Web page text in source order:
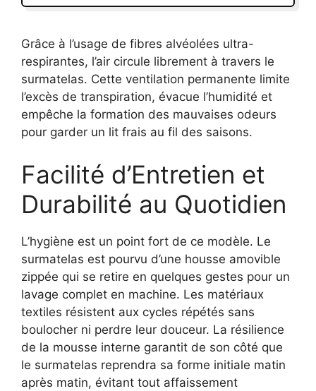
Grâce à l’usage de fibres alvéolées ultra-
respirantes, l’air circule librement à travers le
surmatelas. Cette ventilation permanente limite
l’excès de transpiration, évacue l’humidité et
empêche la formation des mauvaises odeurs
pour garder un lit frais au fil des saisons.
Facilité d’Entretien et
Durabilité au Quotidien
L’hygiène est un point fort de ce modèle. Le
surmatelas est pourvu d’une housse amovible
zippée qui se retire en quelques gestes pour un
lavage complet en machine. Les matériaux
textiles résistent aux cycles répétés sans
boulocher ni perdre leur douceur. La résilience
de la mousse interne garantit de son côté que
le surmatelas reprendra sa forme initiale matin
après matin, évitant tout affaissement